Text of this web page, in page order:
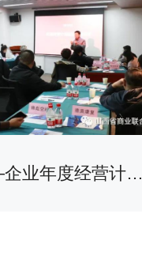
《实战课堂》—企业年度经营计划编制及实战案例分享